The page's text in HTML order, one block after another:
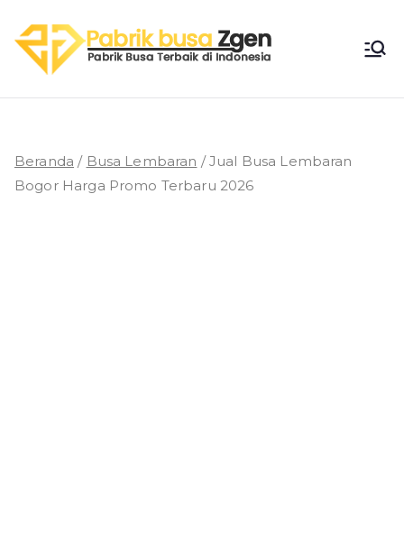
ke
konten
Pabri
Busa
Beranda / Busa Lembaran / Jual Busa Lembaran
Bogor Harga Promo Terbaru 2026